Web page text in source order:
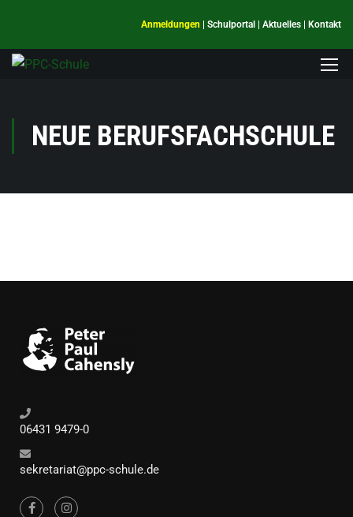
Anmeldungen Schulportal Aktuelles Kontakt
NEUE BERUFSFACHSCHULE
06431 9479-0
sekretariat@ppc-schule.de